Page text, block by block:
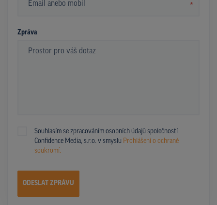
*
Zpráva
Souhlasím se zpracováním osobních údajů společností
Confidence Media, s.r.o. v smyslu Prohlášení o ochraně
soukromí.
ODESLAT ZPRÁVU